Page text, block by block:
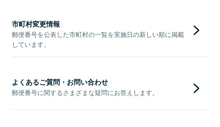
市町村変更情報
郵便番号を公表した市町村の一覧を実施日の新しい順に掲載
しています。
よくあるご質問・お問い合わせ
郵便番号に関するさまざまな疑問にお答えします。